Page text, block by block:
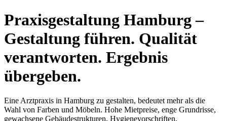
Praxisgestaltung Hamburg –
Gestaltung führen. Qualität
verantworten. Ergebnis
übergeben.
Eine Arztpraxis in Hamburg zu gestalten, bedeutet mehr als die
Wahl von Farben und Möbeln. Hohe Mietpreise, enge Grundrisse,
gewachsene Gebäudestrukturen, Hygienevorschriften,